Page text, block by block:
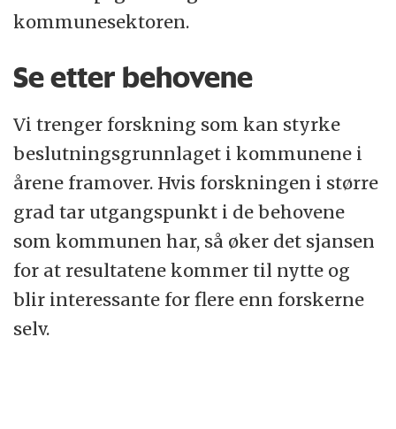
inneholde?
kommunesektoren.
Se etter behovene
Vi trenger forskning som kan styrke
beslutningsgrunnlaget i kommunene i
årene framover. Hvis forskningen i større
grad tar utgangspunkt i de behovene
som kommunen har, så øker det sjansen
for at resultatene kommer til nytte og
blir interessante for flere enn forskerne
selv.